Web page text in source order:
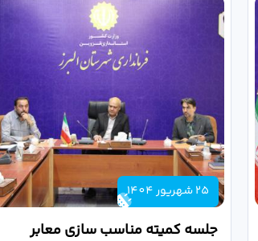
25 شهریور 1404
جلسه کمیته مناسب سازی معابر